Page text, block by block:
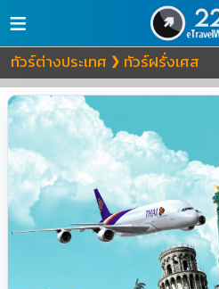
≡
ทัวร์ต่างประเทศ ❯ ทัวร์ฝรั่งเศส